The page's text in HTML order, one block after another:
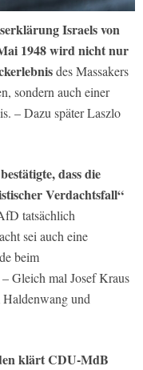
Israels von
1948 wird nicht nur
des Massakers
sondern auch einer
– Dazu später Laszlo
dass die
Verdachtsfall“
tatsächlich
sei auch eine
beim
Gleich mal Josef Kraus
Haldenwang und
klärtCDU-MdB